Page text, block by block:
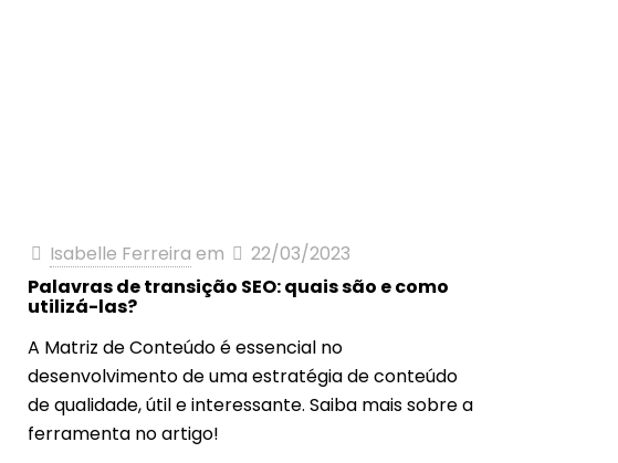
Isabelle Ferreira em
22/03/2023
Palavras de transição SEO: quais são e como
utilizá-las?
A Matriz de Conteúdo é essencial no
desenvolvimento de uma estratégia de conteúdo
de qualidade, útil e interessante. Saiba mais sobre a
ferramenta no artigo!